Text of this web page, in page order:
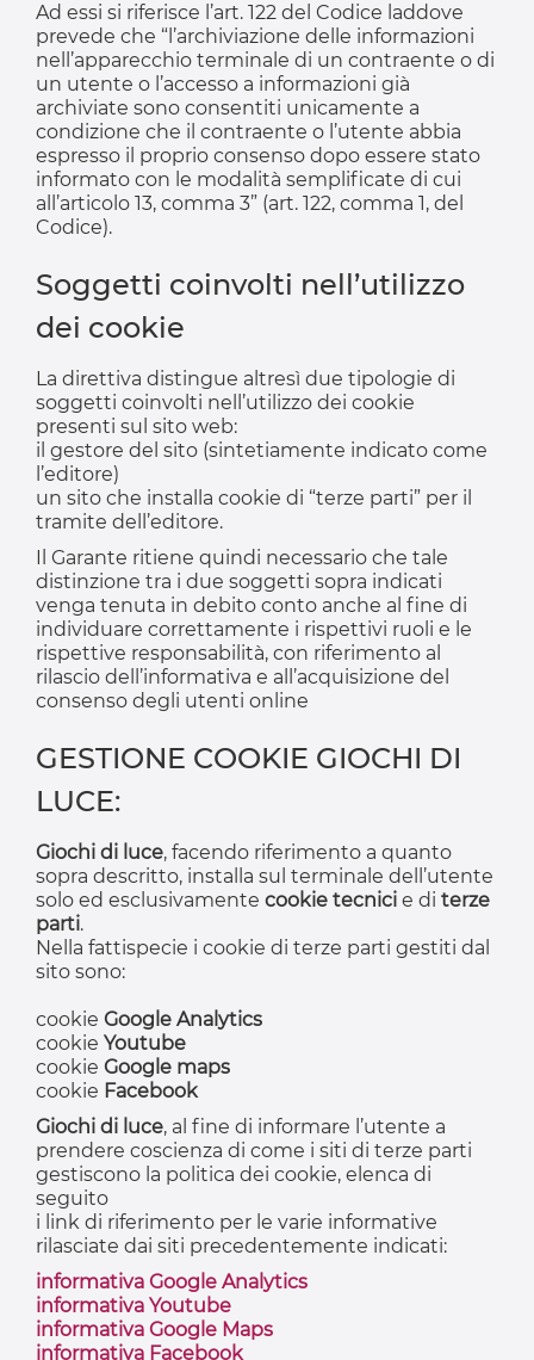
Ad essi si riferisce l’art. 122 del Codice laddove
prevede che “l’archiviazione delle informazioni
nell’apparecchio terminale di un contraente o di
un utente o l’accesso a informazioni già
archiviate sono consentiti unicamente a
condizione che il contraente o l’utente abbia
espresso il proprio consenso dopo essere stato
informato con le modalità semplificate di cui
all’articolo 13, comma 3” (art. 122, comma 1, del
Codice).
Soggetti coinvolti nell’utilizzo
dei cookie
La direttiva distingue altresì due tipologie di
soggetti coinvolti nell’utilizzo dei cookie
presenti sul sito web:
il gestore del sito (sintetiamente indicato come
l’editore)
un sito che installa cookie di “terze parti” per il
tramite dell’editore.
Il Garante ritiene quindi necessario che tale
distinzione tra i due soggetti sopra indicati
venga tenuta in debito conto anche al fine di
individuare correttamente i rispettivi ruoli e le
rispettive responsabilità, con riferimento al
rilascio dell’informativa e all’acquisizione del
consenso degli utenti online
GESTIONE COOKIE GIOCHI DI
LUCE:
Giochi di luce, facendo riferimento a quanto
sopra descritto, installa sul terminale dell’utente
solo ed esclusivamente cookie tecnici e di terze
parti.
Nella fattispecie i cookie di terze parti gestiti dal
sito sono:
cookie Google Analytics
cookie Youtube
cookie Google maps
cookie Facebook
Giochi di luce, al fine di informare l’utente a
prendere coscienza di come i siti di terze parti
gestiscono la politica dei cookie, elenca di
seguito
i link di riferimento per le varie informative
rilasciate dai siti precedentemente indicati:
informativa Google Analytics
informativa Youtube
informativa Google Maps
informativa Facebook